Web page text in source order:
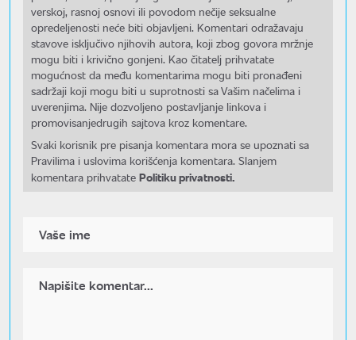
verskoj, rasnoj osnovi ili povodom nečije seksualne
opredeljenosti neće biti objavljeni. Komentari odražavaju
stavove isključivo njihovih autora, koji zbog govora mržnje
mogu biti i krivično gonjeni. Kao čitatelj prihvatate
mogućnost da među komentarima mogu biti pronađeni
sadržaji koji mogu biti u suprotnosti sa Vašim načelima i
uverenjima. Nije dozvoljeno postavljanje linkova i
promovisanjedrugih sajtova kroz komentare.
Svaki korisnik pre pisanja komentara mora se upoznati sa
Pravilima i uslovima korišćenja komentara. Slanjem
komentara prihvatate Politiku privatnosti.